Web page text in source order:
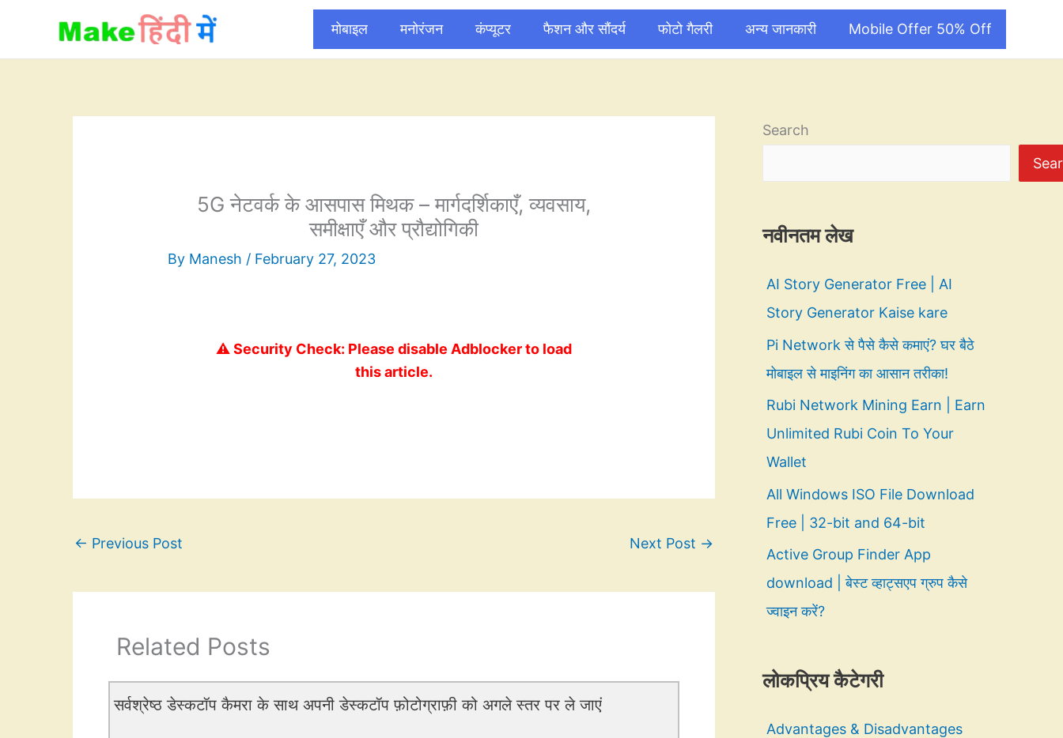
content
मोबाइल मनोरंजन कंप्यूटर फैशन और सौंदर्य फोटो गैलरी अन्य जानकारी Mobile Offer 50% Off
5G नेटवर्क के आसपास मिथक – मार्गदर्शिकाएँ, व्यवसाय,
समीक्षाएँ और प्रौद्योगिकी
By Manesh / February 27, 2023
⚠️ Security Check: Please disable Adblocker to load
this article.
← Previous Post Next Post →
Related Posts
सर्वश्रेष्ठ डेस्कटॉप कैमरा के साथ अपनी डेस्कटॉप फ़ोटोग्राफ़ी को अगले स्तर पर ले जाएं
Search
नवीनतम लेख
AI Story Generator Free | AI
Story Generator Kaise kare
Pi Network से पैसे कैसे कमाएं? घर बैठे
मोबाइल से माइनिंग का आसान तरीका!
Rubi Network Mining Earn | Earn
Unlimited Rubi Coin To Your
Wallet
All Windows ISO File Download
Free | 32-bit and 64-bit
Active Group Finder App
download | बेस्ट व्हाट्सएप ग्रुप कैसे
ज्वाइन करें?
लोकप्रिय कैटेगरी
Advantages & Disadvantages